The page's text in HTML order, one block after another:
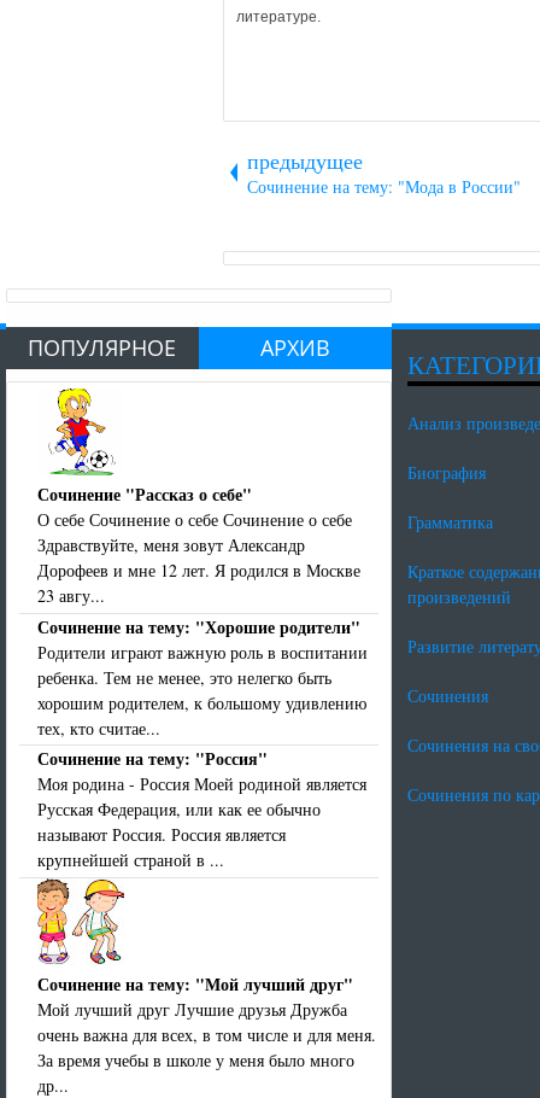
литературе.
предыдущее
Сочинение на тему: "Мода в России"
ПОПУЛЯРНОЕ АРХИВ
Сочинение "Рассказ о себе"
О себе Сочинение о себе Сочинение о себе
Здравствуйте, меня зовут Александр
Дорофеев и мне 12 лет. Я родился в Москве
23 авгу...
Сочинение на тему: "Хорошие родители"
Родители играют важную роль в воспитании
ребенка. Тем не менее, это нелегко быть
хорошим родителем, к большому удивлению
тех, кто считае...
Сочинение на тему: "Россия"
Моя родина - Россия Моей родиной является
Русская Федерация, или как ее обычно
называют Россия. Россия является
крупнейшей страной в ...
Сочинение на тему: "Мой лучший друг"
Мой лучший друг Лучшие друзья Дружба
очень важна для всех, в том числе и для меня.
За время учебы в школе у меня было много
др...
Анализ
Биография
Грамматика
Краткое
произведений
Развитие
Сочинения
Сочинения на
Сочинения по